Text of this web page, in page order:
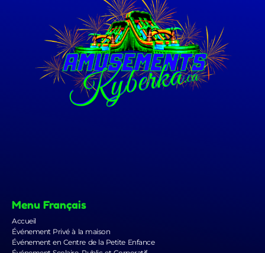
Menu Français
Accueil
Événement Privé à la maison
Événement en Centre de la Petite Enfance